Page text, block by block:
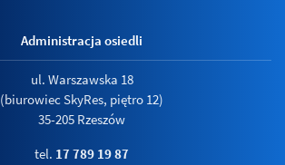
Administracja osiedli
ul. Warszawska 18
(biurowiec SkyRes, piętro 12)
35-205 Rzeszów
tel. 17 789 19 87